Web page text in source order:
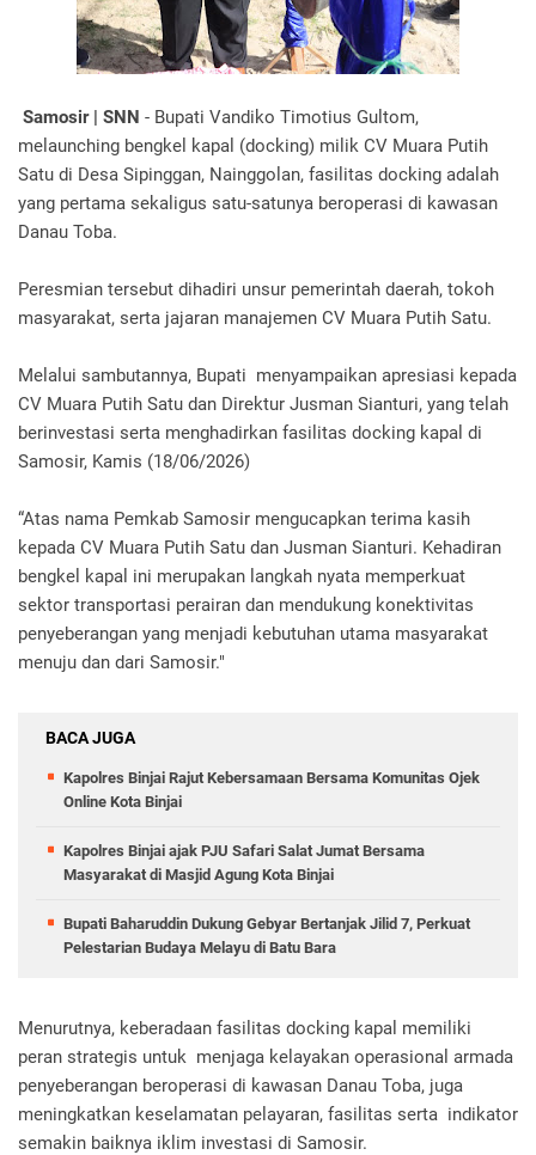
Samosir | SNN - Bupati Vandiko Timotius Gultom,
melaunching bengkel kapal (docking) milik CV Muara Putih
Satu di Desa Sipinggan, Nainggolan, fasilitas docking adalah
yang pertama sekaligus satu-satunya beroperasi di kawasan
Danau Toba.
Peresmian tersebut dihadiri unsur pemerintah daerah, tokoh
masyarakat, serta jajaran manajemen CV Muara Putih Satu.
Melalui sambutannya, Bupati menyampaikan apresiasi kepada
CV Muara Putih Satu dan Direktur Jusman Sianturi, yang telah
berinvestasi serta menghadirkan fasilitas docking kapal di
Samosir, Kamis (18/06/2026)
“Atas nama Pemkab Samosir mengucapkan terima kasih
kepada CV Muara Putih Satu dan Jusman Sianturi. Kehadiran
bengkel kapal ini merupakan langkah nyata memperkuat
sektor transportasi perairan dan mendukung konektivitas
penyeberangan yang menjadi kebutuhan utama masyarakat
menuju dan dari Samosir."
BACA JUGA
Kapolres Binjai Rajut Kebersamaan Bersama Komunitas Ojek
Online Kota Binjai
Kapolres Binjai ajak PJU Safari Salat Jumat Bersama
Masyarakat di Masjid Agung Kota Binjai
Bupati Baharuddin Dukung Gebyar Bertanjak Jilid 7, Perkuat
Pelestarian Budaya Melayu di Batu Bara
Menurutnya, keberadaan fasilitas docking kapal memiliki
peran strategis untuk menjaga kelayakan operasional armada
penyeberangan beroperasi di kawasan Danau Toba, juga
meningkatkan keselamatan pelayaran, fasilitas serta indikator
semakin baiknya iklim investasi di Samosir.